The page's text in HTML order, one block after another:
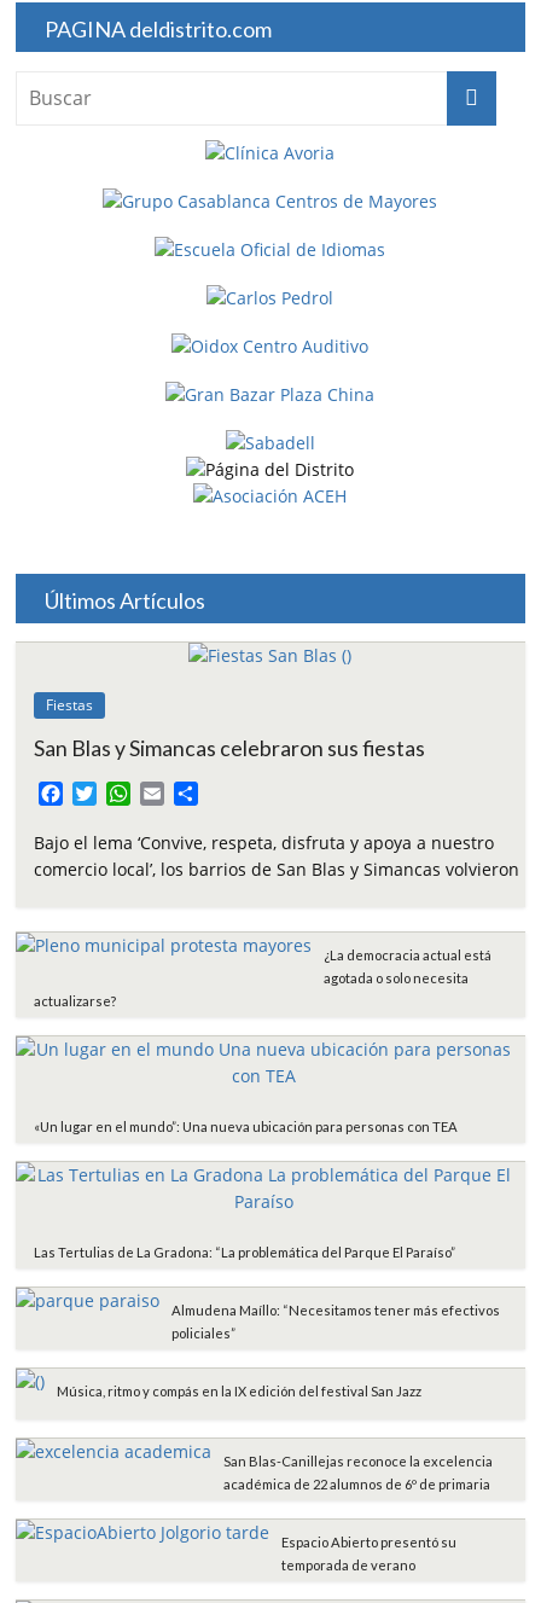
PAGINA deldistrito.com
Últimos Artículos
Fiestas
San Blas y Simancas celebraron sus fiestas
c
e
o
i
t
r
W
a
t
p
p
a
i
m
p
t
Bajo el lema ‘Convive, respeta, disfruta y apoya a nuestro
comercio local’, los barrios de San Blas y Simancas volvieron
¿La democracia actual está
agotada o solo necesita
actualizarse?
«Un lugar en el mundo”: Una nueva ubicación para personas con TEA
Las Tertulias de La Gradona: “La problemática del Parque El Paraíso”
Almudena Maíllo: “Necesitamos tener más efectivos
policiales”
Música, ritmo y compás en la IX edición del festival San Jazz
San Blas-Canillejas reconoce la excelencia
académica de 22 alumnos de 6º de primaria
Espacio Abierto presentó su
temporada de verano